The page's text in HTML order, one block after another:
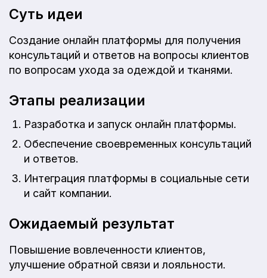
Суть идеи
Создание онлайн платформы для получения
консультаций и ответов на вопросы клиентов
по вопросам ухода за одеждой и тканями.
Этапы реализации
Разработка и запуск онлайн платформы.
Обеспечение своевременных консультаций
и ответов.
Интеграция платформы в социальные сети
и сайт компании.
Ожидаемый результат
Повышение вовлеченности клиентов,
улучшение обратной связи и лояльности.